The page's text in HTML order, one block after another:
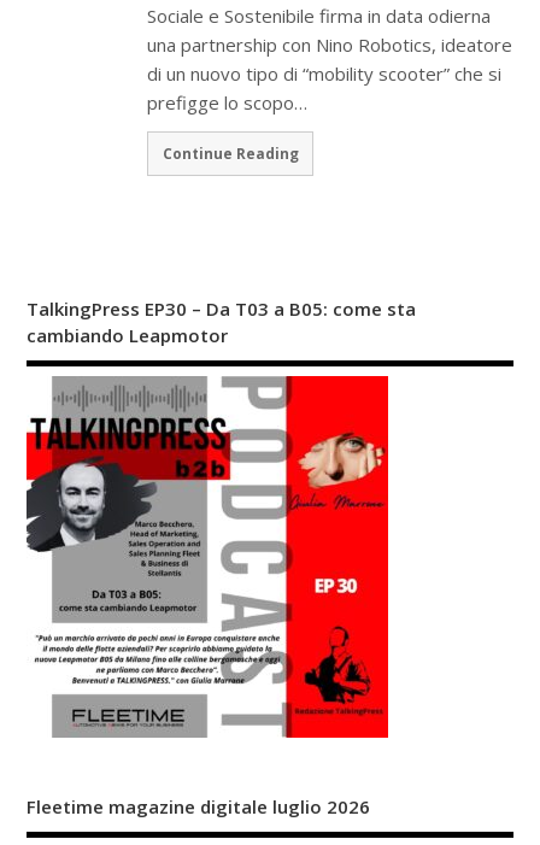
Sociale e Sostenibile firma in data odierna
una partnership con Nino Robotics, ideatore
di un nuovo tipo di “mobility scooter” che si
prefigge lo scopo…
Continue Reading
TalkingPress EP30 – Da T03 a B05: come sta
cambiando Leapmotor
Fleetime magazine digitale luglio 2026